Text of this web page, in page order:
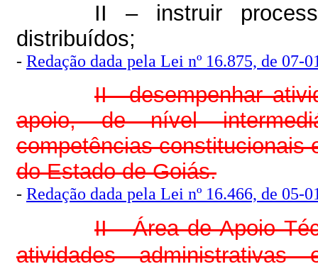
II – instruir
distribuídos;
- Redação dada pela Lei nº 16.875, de 07-
II –desempenhar
apoio, de nível
competências constitucionais
do Estado de Goiás.
- Redação dada pela Lei nº 16.466, de 05-
II - Área de Apoio
atividades